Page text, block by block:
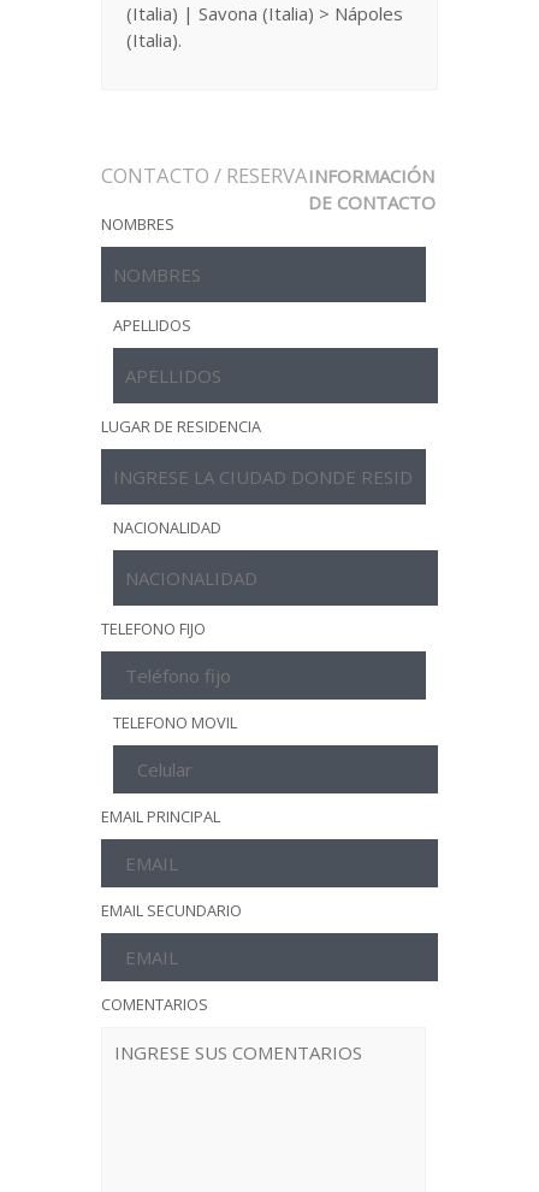
(Italia) | Savona (Italia) > Nápoles
(Italia).
CONTACTO / RESERVAINFORMACIÓN
DE CONTACTO
NOMBRES
APELLIDOS
LUGAR DE RESIDENCIA
NACIONALIDAD
TELEFONO FIJO
TELEFONO MOVIL
EMAIL PRINCIPAL
EMAIL SECUNDARIO
COMENTARIOS